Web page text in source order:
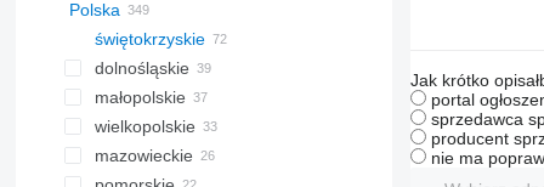
Polska
świętokrzyskie
Kielce
Bodzentyn
Baćkowice
Pińczów
dolnośląskie
Wrocław
Milicz
Legnica
małopolskie
Kraków
Nowy Sącz
wielkopolskie
Poznań
mazowieckie
Jak krótko
portal
sprzedawca
producent
nie ma